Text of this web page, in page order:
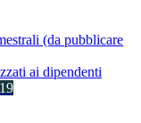
(da pubblicare
ai dipendenti
19